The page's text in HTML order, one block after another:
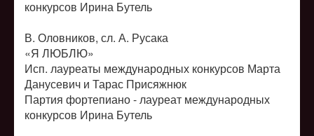
конкурсов Ирина Бутель
В. Оловников, сл. А. Русака
«Я ЛЮБЛЮ»
Исп. лауреаты международных конкурсов Марта
Данусевич и Тарас Присяжнюк
Партия фортепиано - лауреат международных
конкурсов Ирина Бутель